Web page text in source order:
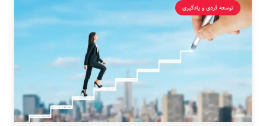
توسعه فردی و یادگیری